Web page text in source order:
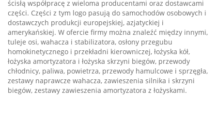
ścisłą współpracę z wieloma producentami oraz dostawcami
części. Części z tym logo pasują do samochodów osobowych i
dostawczych produkcji europejskiej, azjatyckiej i
amerykańskiej. W ofercie firmy można znaleźć między innymi,
tuleje osi, wahacza i stabilizatora, osłony przegubu
homokinetycznego i przekładni kierowniczej, łożyska kół,
łożyska amortyzatora i łożyska skrzyni biegów, przewody
chłodnicy, paliwa, powietrza, przewody hamulcowe i sprzęgła,
zestawy naprawcze wahacza, zawieszenia silnika i skrzyni
biegów, zestawy zawieszenia amortyzatora z łożyskami.